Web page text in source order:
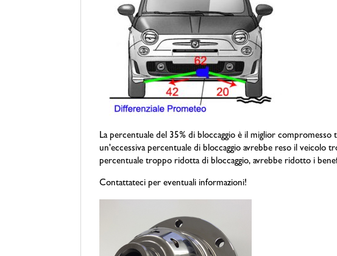
La percentuale del 35% di bloccaggio è il miglior
un'eccessiva percentuale di bloccaggio avrebbe reso il veicolo
percentuale troppo ridotta di bloccaggio, avrebbe ridotto i
Contattateci per eventuali informazioni!